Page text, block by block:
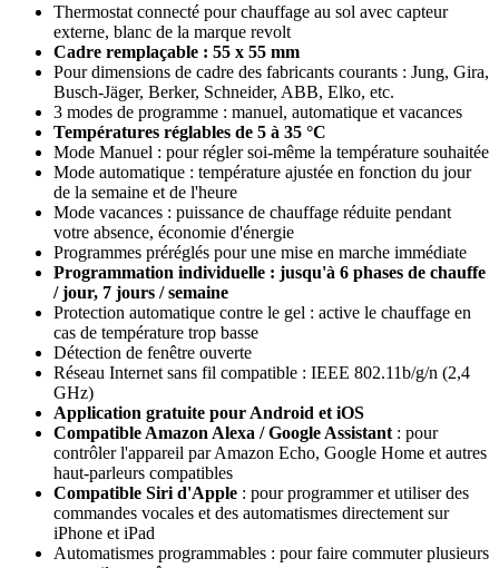
Thermostat connecté pour chauffage au sol avec capteur
externe, blanc de la marque revolt
Cadre remplaçable : 55 x 55 mm
Pour dimensions de cadre des fabricants courants : Jung, Gira,
Busch-Jäger, Berker, Schneider, ABB, Elko, etc.
3 modes de programme : manuel, automatique et vacances
Températures réglables de 5 à 35 °C
Mode Manuel : pour régler soi-même la température souhaitée
Mode automatique : température ajustée en fonction du jour
de la semaine et de l'heure
Mode vacances : puissance de chauffage réduite pendant
votre absence, économie d'énergie
Programmes préréglés pour une mise en marche immédiate
Programmation individuelle : jusqu'à 6 phases de chauffe
/ jour, 7 jours / semaine
Protection automatique contre le gel : active le chauffage en
cas de température trop basse
Détection de fenêtre ouverte
Réseau Internet sans fil compatible : IEEE 802.11b/g/n (2,4
GHz)
Application gratuite pour Android et iOS
Compatible Amazon Alexa / Google Assistant : pour
contrôler l'appareil par Amazon Echo, Google Home et autres
haut-parleurs compatibles
Compatible Siri d'Apple : pour programmer et utiliser des
commandes vocales et des automatismes directement sur
iPhone et iPad
Automatismes programmables : pour faire commuter plusieurs